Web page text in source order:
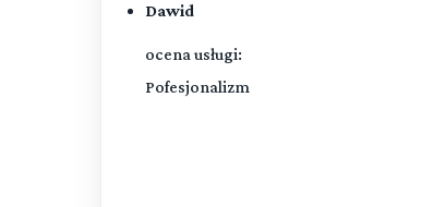
Dawid
ocena usługi:
Pofesjonalizm